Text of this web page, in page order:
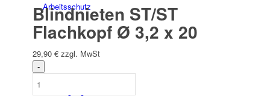
Arbeits­schutz
Blindnieten ST/ST
Flachkopf Ø 3,2 x 20
29,90 € zzgl. MwSt